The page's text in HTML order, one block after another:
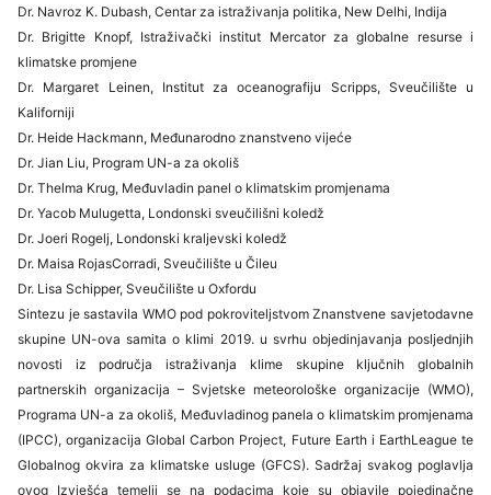
Dr. Navroz K. Dubash, Centar za istraživanja politika, New Delhi, Indija
Dr. Brigitte Knopf, Istraživački institut Mercator za globalne resurse i
klimatske promjene
Dr. Margaret Leinen, Institut za oceanografiju Scripps, Sveučilište u
Kaliforniji
Dr. Heide Hackmann, Međunarodno znanstveno vijeće
Dr. Jian Liu, Program UN-a za okoliš
Dr. Thelma Krug, Međuvladin panel o klimatskim promjenama
Dr. Yacob Mulugetta, Londonski sveučilišni koledž
Dr. Joeri Rogelj, Londonski kraljevski koledž
Dr. Maisa RojasCorradi, Sveučilište u Čileu
Dr. Lisa Schipper, Sveučilište u Oxfordu
Sintezu je sastavila WMO pod pokroviteljstvom Znanstvene savjetodavne
skupine UN-ova samita o klimi 2019. u svrhu objedinjavanja posljednjih
novosti iz područja istraživanja klime skupine ključnih globalnih
partnerskih organizacija – Svjetske meteorološke organizacije (WMO),
Programa UN-a za okoliš, Međuvladinog panela o klimatskim promjenama
(IPCC), organizacija Global Carbon Project, Future Earth i EarthLeague te
Globalnog okvira za klimatske usluge (GFCS). Sadržaj svakog poglavlja
ovog Izvješća temelji se na podacima koje su objavile pojedinačne